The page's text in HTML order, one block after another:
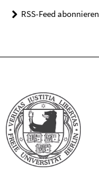
RSS-Feed abonnieren